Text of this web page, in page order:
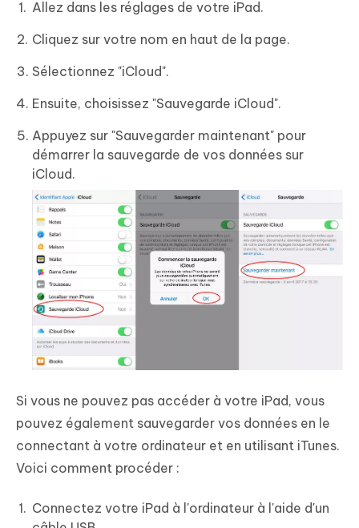
Allez dans les réglages de votre iPad.
Cliquez sur votre nom en haut de la page.
Sélectionnez "iCloud".
Ensuite, choisissez "Sauvegarde iCloud".
Appuyez sur "Sauvegarder maintenant" pour
démarrer la sauvegarde de vos données sur
iCloud.
Si vous ne pouvez pas accéder à votre iPad, vous
pouvez également sauvegarder vos données en le
connectant à votre ordinateur et en utilisant iTunes.
Voici comment procéder :
Connectez votre iPad à l'ordinateur à l'aide d'un